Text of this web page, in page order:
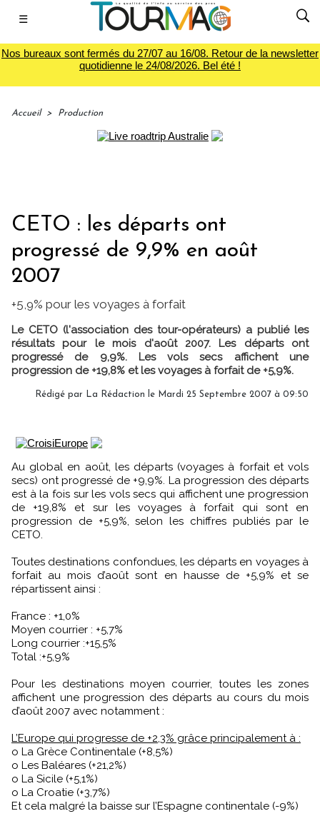
☰
Nos bureaux sont fermés du 27/07 au 16/08. Retour de la newsletter
quotidienne le 24/08/2026. Bel été !
Accueil > Production
CETO : les départs ont
progressé de 9,9% en août
2007
+5,9% pour les voyages à forfait
Le CETO (l'association des tour-opérateurs) a publié les
résultats pour le mois d'août 2007. Les départs ont
progressé de 9,9%. Les vols secs affichent une
progression de +19,8% et les voyages à forfait de +5,9%.
Rédigé par La Rédaction le Mardi 25 Septembre 2007 à 09:50
Au global en août, les départs (voyages à forfait et vols
secs) ont progressé de +9,9%. La progression des départs
est à la fois sur les vols secs qui affichent une progression
de +19,8% et sur les voyages à forfait qui sont en
progression de +5,9%, selon les chiffres publiés par le
CETO.
Toutes destinations confondues, les départs en voyages à
forfait au mois d’août sont en hausse de +5,9% et se
répartissent ainsi :
France : +1,0%
Moyen courrier : +5,7%
Long courrier :+15,5%
Total :+5,9%
Pour les destinations moyen courrier, toutes les zones
affichent une progression des départs au cours du mois
d’août 2007 avec notamment :
L’Europe qui progresse de +2,3% grâce principalement à :
o La Grèce Continentale (+8,5%)
o Les Baléares (+21,2%)
o La Sicile (+5,1%)
o La Croatie (+3,7%)
Et cela malgré la baisse sur l’Espagne continentale (-9%)